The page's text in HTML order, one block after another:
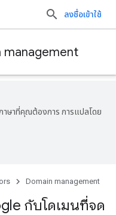
ลงชื่อเข้าใช้
management
าษาที่คุณต้องการ การแปลโดย
Domain management
กับโดเมนที่จด